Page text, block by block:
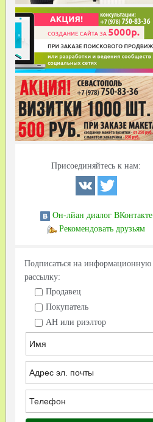
Присоединяйтесь к нам:
Он-лйан диалог ВКонтакте
Рекомендовать друзьям
Подписаться на информационную
рассылку:
Продавец
Покупатель
АН или риэлтор